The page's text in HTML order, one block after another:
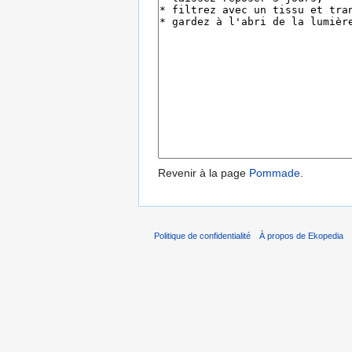
Revenir à la page Pommade.
Politique de confidentialité À propos de Ekopedia